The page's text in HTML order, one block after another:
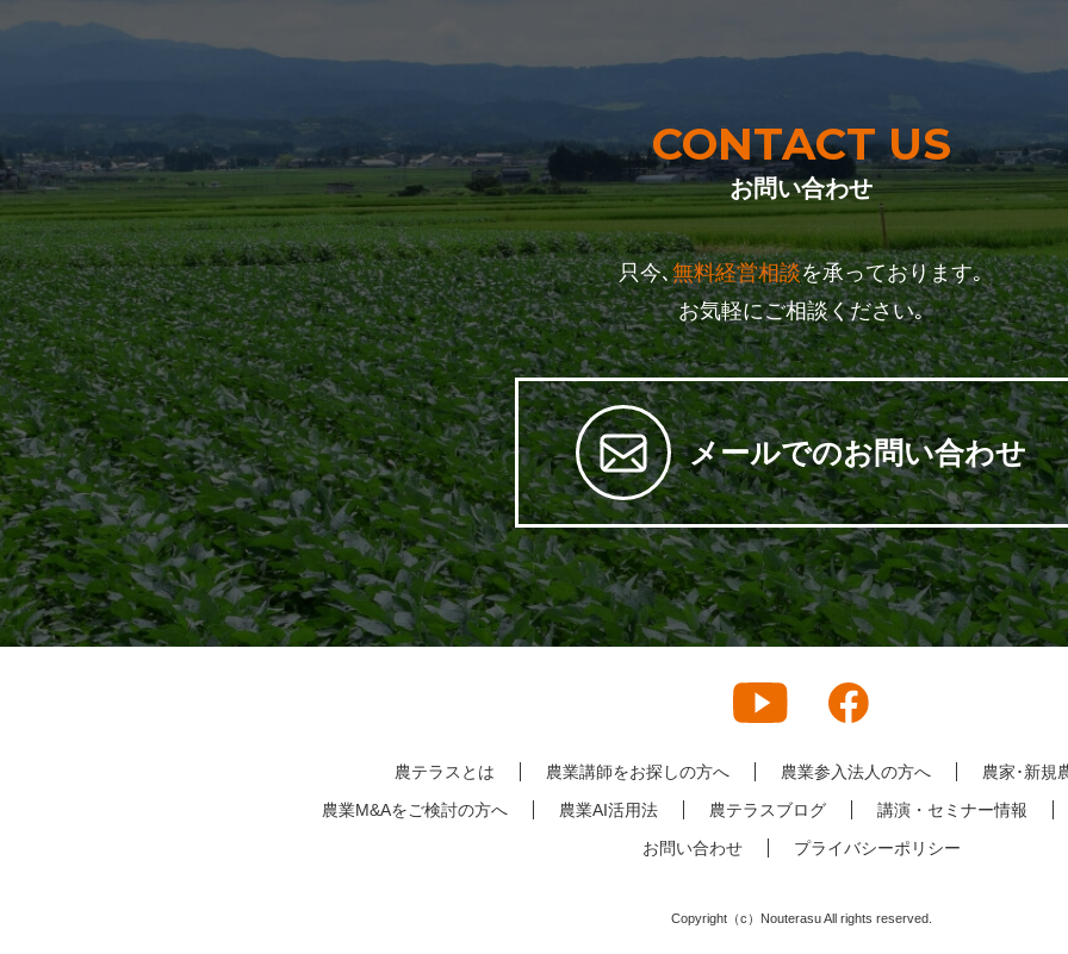
CONTACT US
お問い合わせ
只今､無料経営相談を承っております｡
お気軽にご相談ください｡
メールでのお問い合わせ
農テラスとは 農業講師をお探しの方へ 農業参入法人の方へ
農家･新規
農業M&Aをご検討の方へ
農業AI活用法 農テラスブログ
講演・セミナー情報
お問い合わせ
プライバシーポリシー
Copyright（c）Nouterasu All rights reserved.